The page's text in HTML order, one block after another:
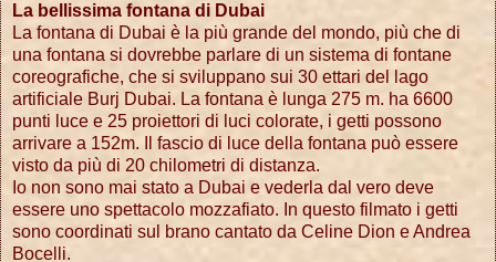
La bellissima fontana di Dubai
La fontana di Dubai è la più grande del mondo, più che di
una fontana si dovrebbe parlare di un sistema di fontane
coreografiche, che si sviluppano sui 30 ettari del lago
artificiale Burj Dubai. La fontana è lunga 275 m. ha 6600
punti luce e 25 proiettori di luci colorate, i getti possono
arrivare a 152m. Il fascio di luce della fontana può essere
visto da più di 20 chilometri di distanza.
Io non sono mai stato a Dubai e vederla dal vero deve
essere uno spettacolo mozzafiato. I n questo filmato i getti
sono coordinati sul brano cantato da Celine Dion e Andrea
Bocelli.